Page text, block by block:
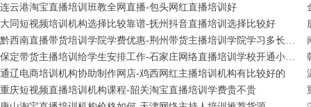
连云港淘宝直播培训班教全网直播-包头网红直播培训好
大同短视频培训机构选择比较靠谱-抚州抖音直播培训选择比较好
黔西南直播带货培训学院学费优惠-荆州带货主播培训学院学习多长时间
保定带货主播培训给学生安排工作-石家庄网络直播培训学校开通小班全日制
通辽电商培训机构协助制作网店-鸡西网红主播培训机构有比较好的
重庆短视频直播培训机构课程-韶关淘宝直播培训学费贵不贵